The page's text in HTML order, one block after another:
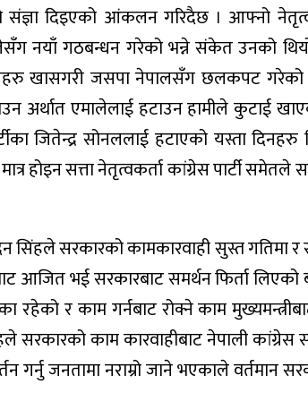
दिइएको आंकलन गरिदैछ । आफ्नो
नयाँ गठबन्धन गरेको भन्ने संकेत उनको
खासगरी जसपा नेपालसँग छलकपट गरेको
अर्थात एमालेलाई हटाउन हामीले कुटाई
जितेन्द्र सोनललाई हटाएको यस्ता
मात्र होइन सत्ता नेतृत्वकर्ता कांग्रेस पार्टी
सिंहले सरकारको कामकारवाही सुस्त गतिमा
आजित भई सरकारबाट समर्थन फिर्ता
रहेको र काम गर्नबाट रोक्ने काम
सरकारको काम कारवाहीबाट नेपाली
गर्नु जनतामा नराम्रो जाने भएकाले वर्तमान